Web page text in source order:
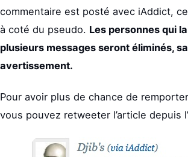
commentaire est posté avec iAddict,
à coté du pseudo. Les personnes qui
plusieurs messages seront éliminés,
avertissement.
Pour avoir plus de chance de
vous pouvez retweeter l’article depuis